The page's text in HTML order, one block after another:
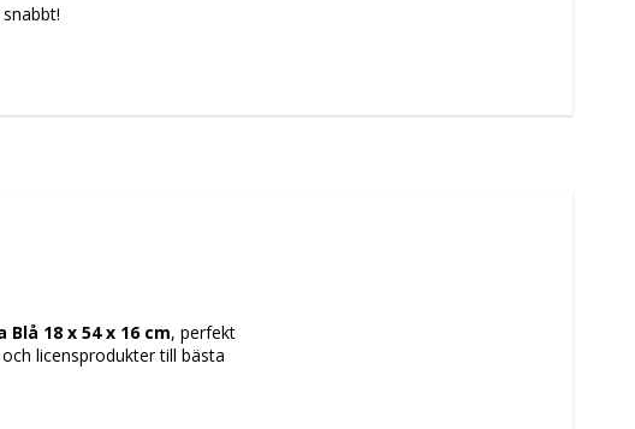
18 x 54 x 16 cm, perfekt
licensprodukter till bästa